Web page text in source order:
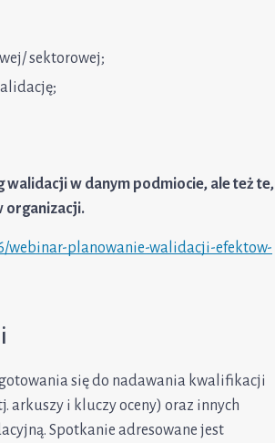
sektorowej;
w danym podmiocie, ale też te,
organizacji.
webinar-planowanie-walidacji-efektow-
się do nadawania kwalifikacji
i kluczy oceny) oraz innych
Spotkanie adresowane jest